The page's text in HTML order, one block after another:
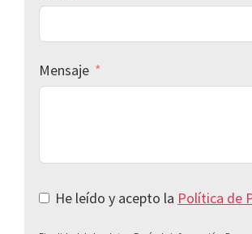
Mensaje
He leído y acepto la Política de